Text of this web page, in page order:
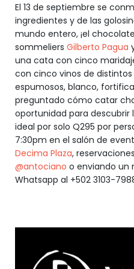
El 13 de septiembre se
ingredientes y de las
mundo entero, ¡el
sommeliers Gilberto Pagua
una cata con cinco
con cinco vinos de
espumosos, blanco,
preguntado cómo catar
oportunidad para
ideal por solo Q295 por
7:30pm en el salón de
Decima Plaza,
@antociano o enviando un
Whatsapp al +502 3103-